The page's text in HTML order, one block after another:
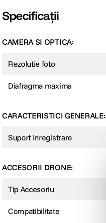
Specificații
CAMERA SI OPTICA:
Rezolutie foto
Diafragma maxima
CARACTERISTICI GENERALE:
Suport inregistrare
ACCESORII DRONE:
Tip Accesoriu
Compatibilitate